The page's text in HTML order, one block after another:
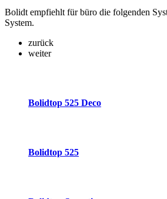
Bolidt empfiehlt für büro die folgenden
System.
zurück
weiter
Bolidtop 525 Deco
Bolidtop 525